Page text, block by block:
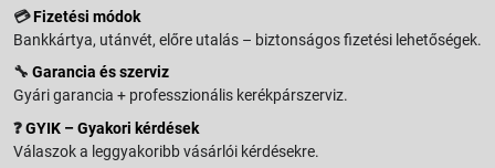
💳Fizetési módok
Bankkártya, utánvét, előre utalás – biztonságos fizetési lehetőségek.
🔧 Garancia és szerviz
Gyári garancia + professzionális kerékpárszerviz.
❓GYIK – Gyakori kérdések
Válaszok a leggyakoribb vásárlói kérdésekre.